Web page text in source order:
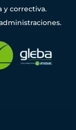
y correctiva.